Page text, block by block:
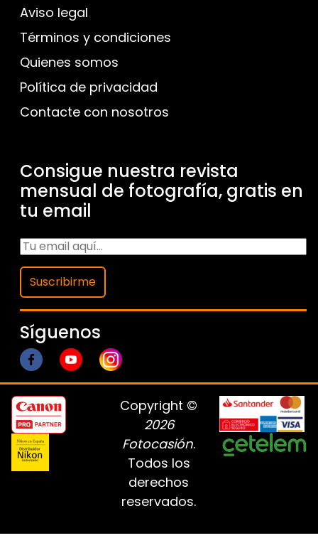
Aviso legal
Términos y condiciones
Quienes somos
Política de privacidad
Contacte con nosotros
Consigue nuestra revista
mensual de fotografía, gratis en
tu email
Suscribirme
Síguenos
Copyright ©
2026
Fotocasión.
Todos los
derechos
reservados.